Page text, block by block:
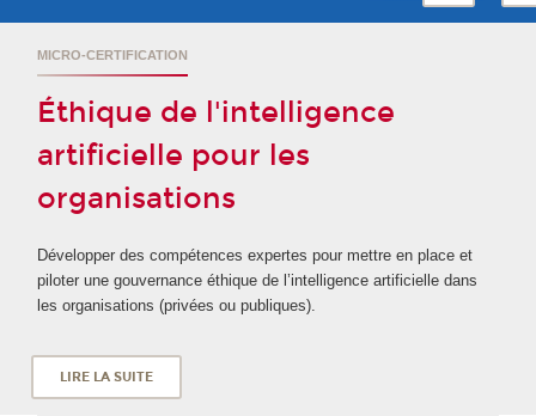
MICRO-CERTIFICATION
Éthique de l'intelligence
artificielle pour les
organisations
Développer des compétences expertes pour mettre en place et
piloter une gouvernance éthique de l’intelligence artificielle dans
les organisations (privées ou publiques).
LIRE LA SUITE